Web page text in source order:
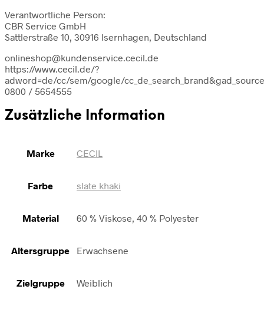
Verantwortliche Person:
CBR Service GmbH
Sattlerstraße 10, 30916 Isernhagen, Deutschland
onlineshop@kundenservice.cecil.de
https://www.cecil.de/?
adword=de/cc/sem/google/
0800 / 5654555
Zusätzliche Information
Marke CECIL
Farbe slate khaki
Material 60 % Viskose, 40 % Polyester
Altersgruppe Erwachsene
Zielgruppe Weiblich